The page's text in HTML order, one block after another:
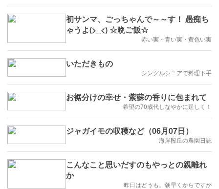
初サンマ、ごっちゃんで～～す！ 愚痴ち
ゃうよ(>_<) ☆晩ご飯☆
赤い実・青い実・黄色い実
いただきもの
シングルシニアで料理下手
お裾分けの幸せ・紫蘇の香りに包まれて
希望の70歳代しなやかに逞しく！
ジャガイモの収穫など（06月07日）
海岸段丘の農園日誌
こんなこと思いだすのもやっとの親離れ
か
昨日はどうも。朝早くからですが